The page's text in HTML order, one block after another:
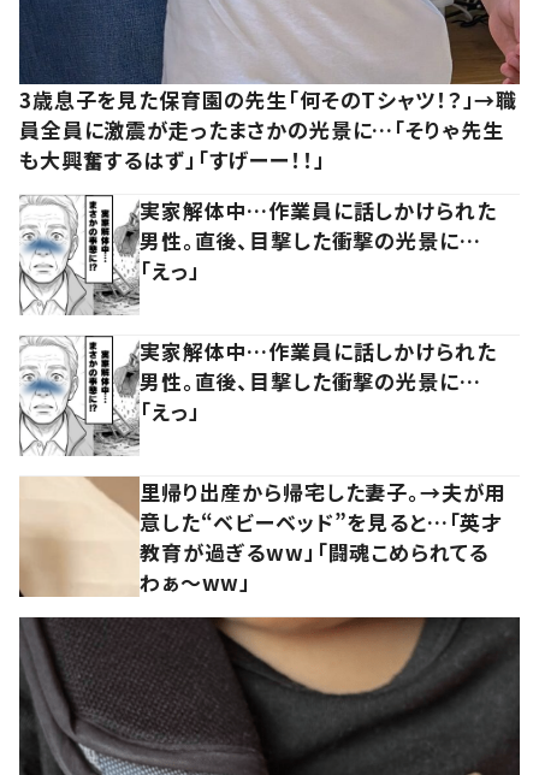
3歳息子を見た保育園の先生「何そのTシャツ！？」→職
員全員に激震が走ったまさかの光景に…「そりゃ先生
も大興奮するはず」「すげーー！！」
実家解体中…作業員に話しかけられた
男性。直後、目撃した衝撃の光景に…
「えっ」
実家解体中…作業員に話しかけられた
男性。直後、目撃した衝撃の光景に…
「えっ」
里帰り出産から帰宅した妻子。→夫が用
意した“ベビーベッド”を見ると…「英才
教育が過ぎるww」「闘魂こめられてる
わぁ～ww」